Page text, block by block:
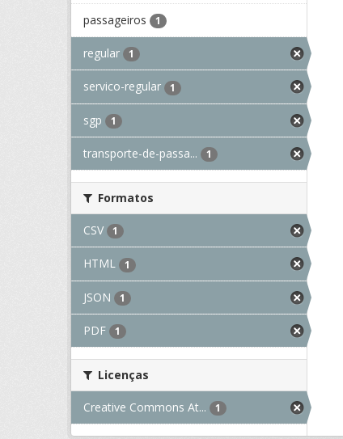
passageiros 1
regular 1
servico-regular 1
sgp 1
transporte-de-passa... 1
Formatos
CSV 1
HTML 1
JSON 1
PDF 1
Licenças
Creative Commons At... 1